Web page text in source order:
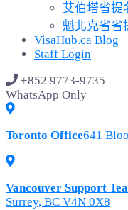
艾伯塔省提
魁北克省省
VisaHub.ca Blog
Staff Login
+852 9773-9735
WhatsApp Only
Toronto Office641
Vancouver Support
Surrey, BC V4N 0X8